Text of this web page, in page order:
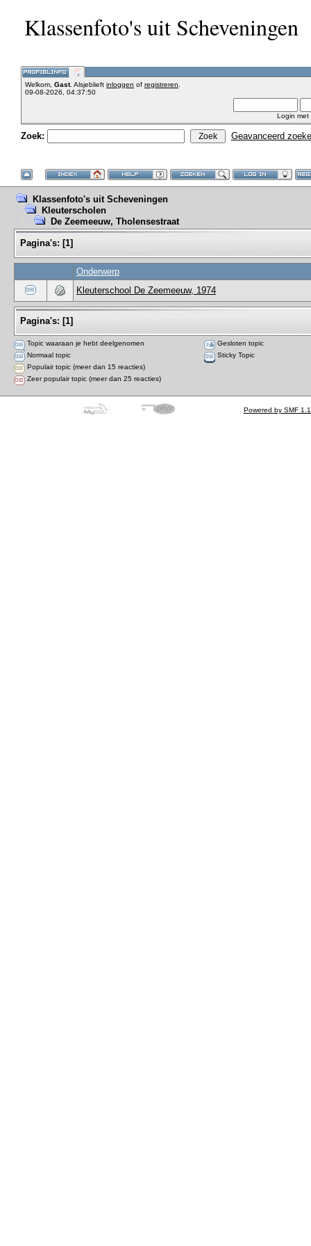
Klassenfoto's uit Scheveningen
Welkom, Gast. Alsjeblieft inloggen of registreren
09-08-2026, 04:37:50
Login met
Zoek: Geavanceerd
Klassenfoto's uit Scheveningen
Kleuterscholen
De Zeemeeuw, Tholensestraat
Pagina's: [1]
Onderwerp
Kleuterschool De Zeemeeuw, 1974
Pagina's: [1]
Topic waaraan je hebt deelgenomen
Normaal topic
Populair topic (meer dan 15 reacties)
Zeer populair topic (meer dan 25 reacties)
Gesloten topic
Sticky Topic
Powered by SMF